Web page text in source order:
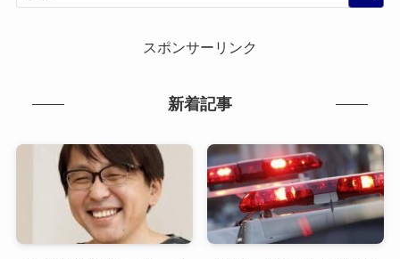
スポンサーリンク
新着記事